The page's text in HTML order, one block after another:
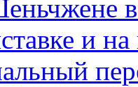
и